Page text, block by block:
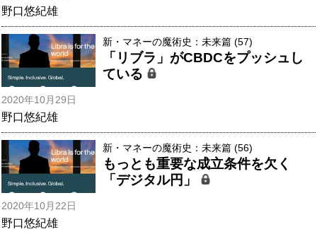
野口悠紀雄
新・マネーの魔術史：未来篇 (57)
「リブラ」がCBDCをプッシュし
ている
2020年10月29日
野口悠紀雄
新・マネーの魔術史：未来篇 (56)
もっとも重要な成立条件を欠く
「デジタル円」
2020年10月22日
野口悠紀雄